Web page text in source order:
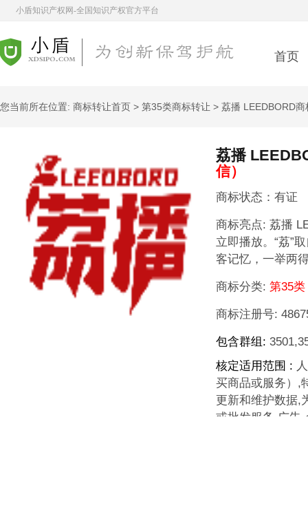
小盾知识产权网-全国知识产权官方平台
首页
您当前所在位置: 商标转让首页 > 第35类商标转让 > 荔播 LEEDBORD
荔播
信）
商标状态：有证
商标亮点: 荔播
立即播放。“荔”
客记忆，一举两
商标分类: 第35类
商标注册号:
包含群组:
核定适用范围 :
买商品或服务）,
更新和维护数据,
或批发服务,广告,